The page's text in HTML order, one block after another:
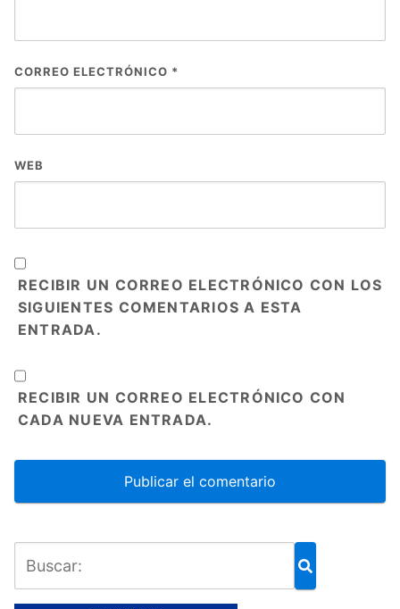
CORREO ELECTRÓNICO *
WEB
RECIBIR UN CORREO ELECTRÓNICO CON LOS
SIGUIENTES COMENTARIOS A ESTA
ENTRADA.
RECIBIR UN CORREO ELECTRÓNICO CON
CADA NUEVA ENTRADA.